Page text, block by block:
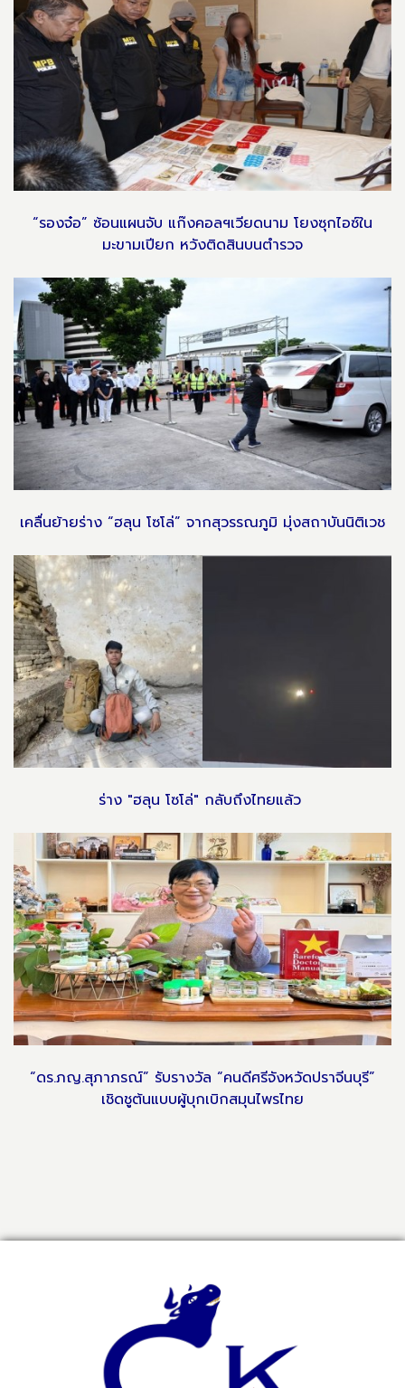
“รองจ๋อ” ซ้อนแผนจับ แก๊งคอลฯเวียดนาม โยงซุกไอซ์ใน
มะขามเปียก หวังติดสินบนตำรวจ
เคลื่นย้ายร่าง “ฮลุน โซโล่” จากสุวรรณภูมิ มุ่งสถาบันนิติเวช
ร่าง "ฮลุน โซโล่" กลับถึงไทยแล้ว
“ดร.ภญ.สุภาภรณ์” รับรางวัล “คนดีศรีจังหวัดปราจีนบุรี”
เชิดชูต้นแบบผู้บุกเบิกสมุนไพรไทย